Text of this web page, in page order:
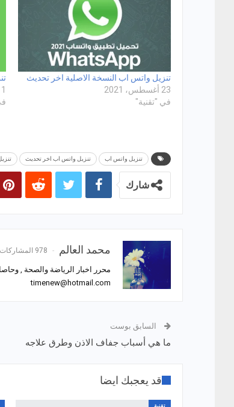
تنزيل واتس اب النسخة الاصلية اخر تحديث
23 أغسطس، 2021
في "تقنية"
11
تنزيل واتس اب تنزيل واتس اب اخر تحديث
شارك
محمد العالم 978 المشاركات
محرر اخبار الرياضة والصحة ,
timenew@hotmail.com
السابق بوست
ما هي أسباب جفاف الاذن وطرق علاجه
قد يعجبك ايضا
تقنية